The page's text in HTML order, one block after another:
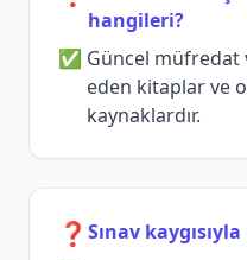
hangileri?
Güncel müfredat
eden kitaplar ve
kaynaklardır.
❓ Sınav